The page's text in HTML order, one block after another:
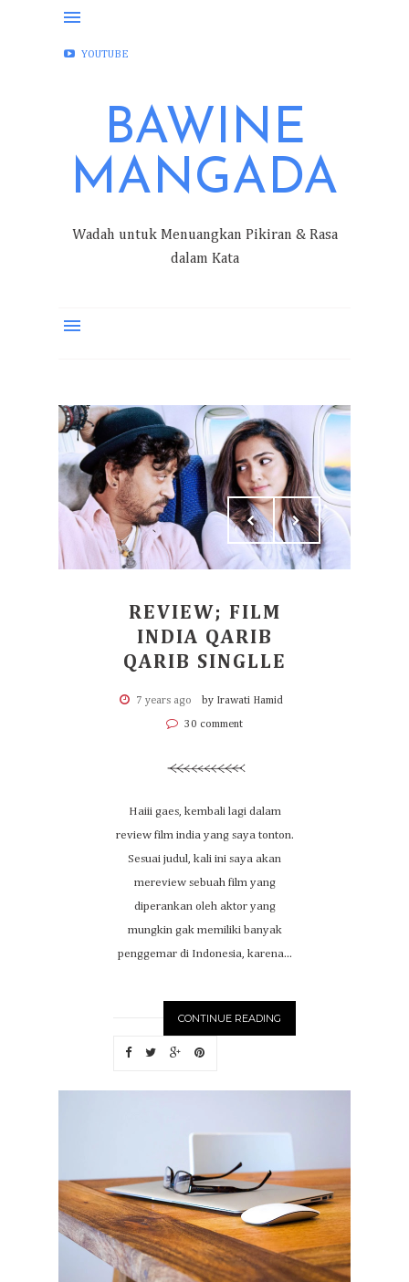
FACEBOOK
YOUTUBE
BAWINE
MANGADA
Wadah untuk Menuangkan Pikiran & Rasa
dalam Kata
REVIEW; FILM
INDIA QARIB
QARIB SINGLLE
7 years ago by Irawati Hamid
30 comment
Haiii gaes, kembali lagi dalam
review film india yang saya tonton.
Sesuai judul, kali ini saya akan
mereview sebuah film yang
diperankan oleh aktor yang
mungkin gak memiliki banyak
penggemar di Indonesia, karena...
CONTINUE READING